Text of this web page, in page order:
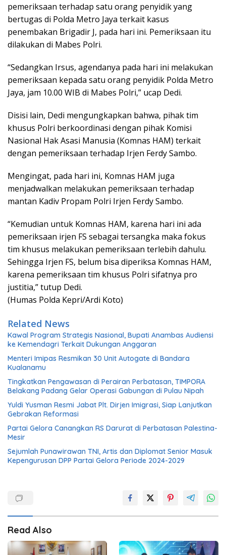
pemeriksaan terhadap satu orang penyidik yang
bertugas di Polda Metro Jaya terkait kasus
penembakan Brigadir J, pada hari ini. Pemeriksaan itu
dilakukan di Mabes Polri.
“Sedangkan Irsus, agendanya pada hari ini melakukan
pemeriksaan kepada satu orang penyidik Polda Metro
Jaya, jam 10.00 WIB di Mabes Polri,” ucap Dedi.
Disisi lain, Dedi mengungkapkan bahwa, pihak tim
khusus Polri berkoordinasi dengan pihak Komisi
Nasional Hak Asasi Manusia (Komnas HAM) terkait
dengan pemeriksaan terhadap Irjen Ferdy Sambo.
Mengingat, pada hari ini, Komnas HAM juga
menjadwalkan melakukan pemeriksaan terhadap
mantan Kadiv Propam Polri Irjen Ferdy Sambo.
“Kemudian untuk Komnas HAM, karena hari ini ada
pemeriksaan irjen FS sebagai tersangka maka fokus
tim khusus melakukan pemeriksaan terlebih dahulu.
Sehingga Irjen FS, belum bisa diperiksa Komnas HAM,
karena pemeriksaan tim khusus Polri sifatnya pro
justitia,” tutup Dedi.
(Humas Polda Kepri/Ardi Koto)
Related News
Kawal Program Strategis Nasional, Bupati Anambas Audiensi
ke Kemendagri Terkait Dukungan Anggaran
Menteri Imipas Resmikan 30 Unit Autogate di Bandara
Kualanamu
Tingkatkan Pengawasan di Perairan Perbatasan, TIMPORA
Belakang Padang Gelar Operasi Gabungan di Pulau Nipah
Yuldi Yusman Resmi Jabat Plt. Dirjen Imigrasi, Siap Lanjutkan
Gebrakan Reformasi
Partai Gelora Canangkan RS Darurat di Perbatasan Palestina-
Mesir
Sejumlah Punawirawan TNI, Artis dan Diplomat Senior Masuk
Kepengurusan DPP Partai Gelora Periode 2024-2029
Read Also